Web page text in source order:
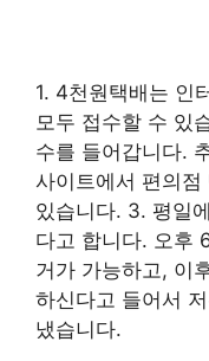
1. 4천원택배는 인
모두 접수할 수 있
수를 들어갑니다.
사이트에서 편의
있습니다. 3. 평일
다고 합니다. 오후
거가 가능하고, 이
하신다고 들어서
냈습니다.